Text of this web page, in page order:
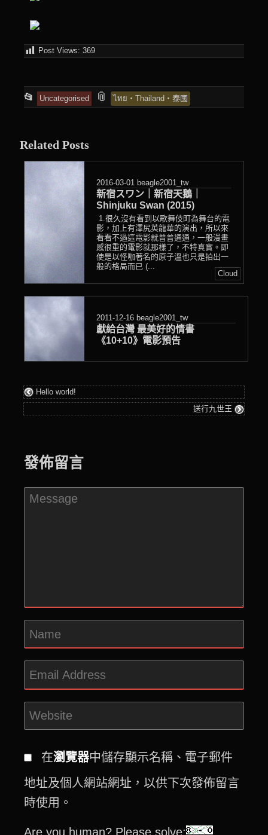
Post Views: 369
📂 This
entry
posted
in
Uncategorised 📎 and
ไทย‧Thailand‧泰國
Related Posts
2016-03-01 beagle2001_tw
新宿スワン｜新宿天鵝｜
Shinjuku Swan (2015)
1.很久沒有看到以歌舞伎町為舞台的電
影，加上有澤尻英龍華的演出，所以來
看看不過這電影就普普通通，一般漫畫
感很重的電影就那樣了，不特真實。即
使是以怪咖著名的原子溫也只是拍出一
般的格局而已 (...
Cloud
2011-12-16 beagle2001_tw
獻給台灣 最美好的情書
《10+10》電影預告
Hello world!
送行九世王
發佈留言
在瀏覽器中儲存顯示名稱、電子郵件
地址及個人網站網址，以供下次發佈留言
時使用。
Are you human? Please solve: